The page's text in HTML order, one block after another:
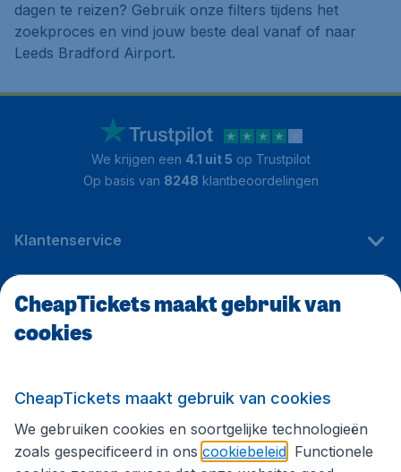
dagen te reizen? Gebruik onze filters tijdens het
zoekproces en vind jouw beste deal vanaf of naar
Leeds Bradford Airport.
We krijgen een 4.1 uit 5 op Trustpilot
Op basis van 8248 klantbeoordelingen
Klantenservice
CheapTickets.be
Volg CheapTickets.be
CheapTickets maakt gebruik van
cookies
CheapTickets maakt gebruik van cookies
We gebruiken cookies en soortgelijke technologieën
zoals gespecificeerd in ons cookiebeleid . Functionele